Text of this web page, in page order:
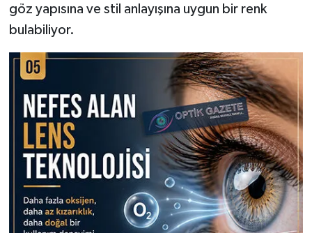
göz yapısına ve stil anlayışına uygun bir renk
bulabiliyor.